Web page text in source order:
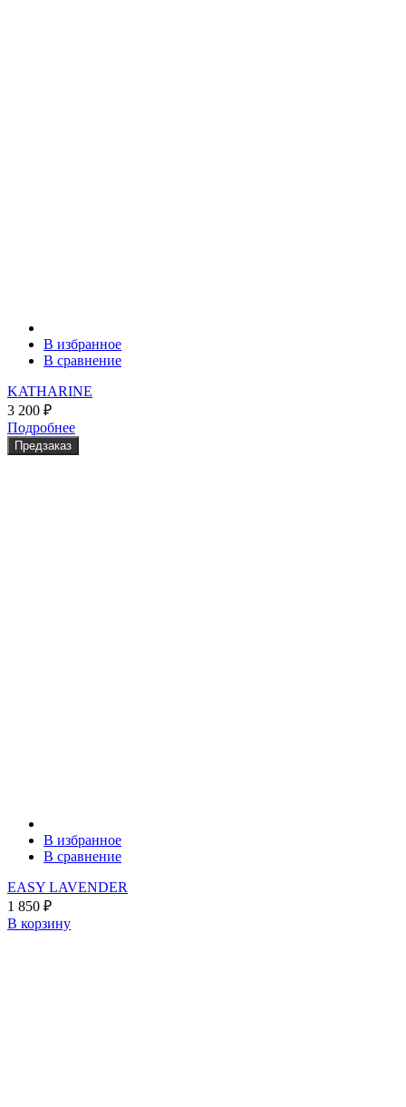
В избранное
В сравнение
KATHARINE
3 200 ₽
Подробнее
Предзаказ
В избранное
В сравнение
EASY LAVENDER
1 850 ₽
В корзину